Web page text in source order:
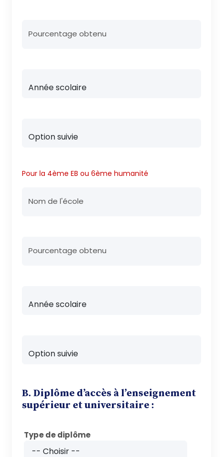
Pourcentage obtenu
Pour la 4ème EB ou 6ème humanité
Nom de l'école
Pourcentage obtenu
B. Diplôme d’accès à l’enseignement
supérieur et universitaire :
Type de diplôme